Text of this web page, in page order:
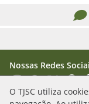
O TJSC utiliza
Nossas Redes
AcessarAcessarAcessar